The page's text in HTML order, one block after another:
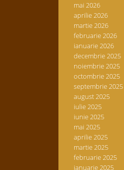
mai 2026
aprilie 2026
martie 2026
februarie 2026
ianuarie 2026
decembrie 2025
noiembrie 2025
octombrie 2025
septembrie 2025
august 2025
iulie 2025
iunie 2025
mai 2025
aprilie 2025
martie 2025
februarie 2025
ianuarie 2025